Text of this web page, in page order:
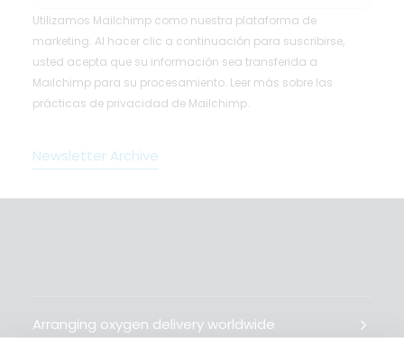
Utilizamos Mailchimp como nuestra plataforma de
marketing. Al hacer clic a continuación para suscribirse,
usted acepta que su información sea transferida a
Mailchimp para su procesamiento. Leer más sobre las
prácticas de privacidad de Mailchimp.
Newsletter Archive
Arranging oxygen delivery worldwide